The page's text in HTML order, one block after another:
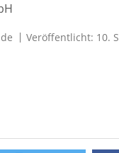
Veröffentlicht: 10.